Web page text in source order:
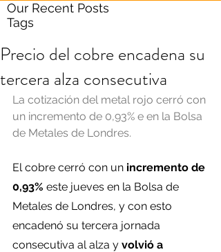
Our Recent Posts
Tags
Precio del cobre encadena su
tercera alza consecutiva
La cotización del metal rojo cerró con
un incremento de 0,93% e en la Bolsa
de Metales de Londres.
El cobre cerró con un incremento de
0,93% este jueves en la Bolsa de
Metales de Londres, y con esto
encadenó su tercera jornada
consecutiva al alza y volvió a